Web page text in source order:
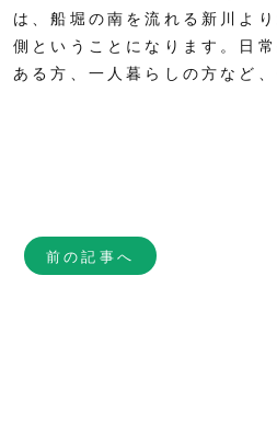
は、船堀の南を流れる新川よ
側ということになります。日
ある方、一人暮らしの方など
前の記事へ